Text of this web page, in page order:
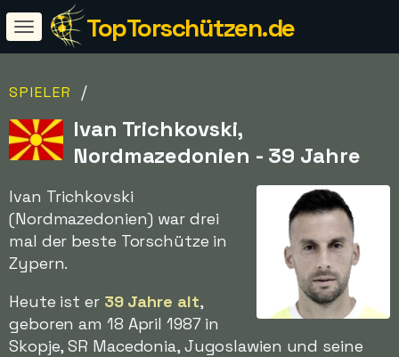
TopTorschützen.de
SPIELER /
Ivan Trichkovski,
Nordmazedonien - 39 Jahre
Ivan Trichkovski
(Nordmazedonien) war drei
mal der beste Torschütze in
Zypern.
Heute ist er 39 Jahre alt,
geboren am 18 April 1987 in
Skopje, SR Macedonia, Jugoslawien und seine